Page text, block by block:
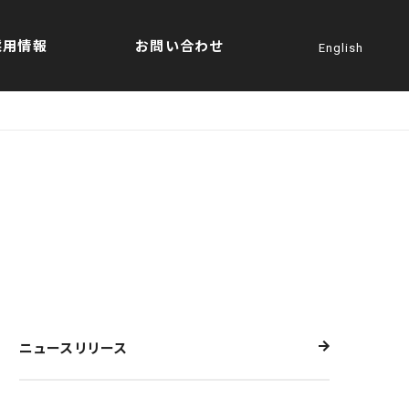
English
情報 お問い合わせ
ニュースリリース